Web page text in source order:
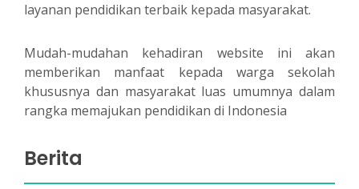
layanan pendidikan terbaik kepada masyarakat.
Mudah-mudahan kehadiran website ini akan
memberikan manfaat kepada warga sekolah
khususnya dan masyarakat luas umumnya dalam
rangka memajukan pendidikan di Indonesia
Berita